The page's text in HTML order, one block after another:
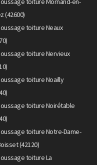
(42600)
toiture Neaux
toiture Nervieux
toiture Noailly
toiture Noirétable
toiture Notre-Dame-
(42120)
toiture La